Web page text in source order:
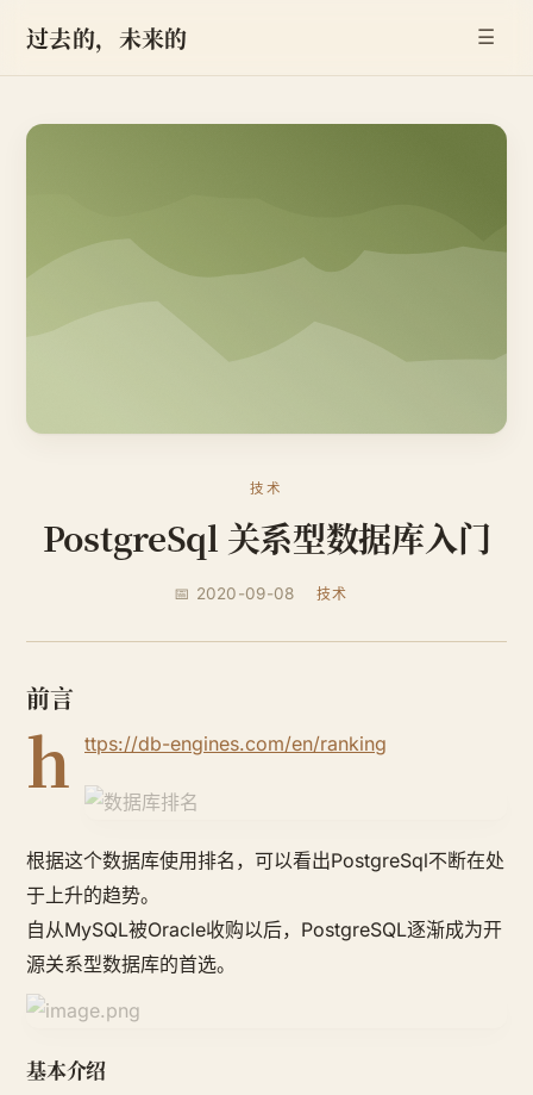
过去的，未来的 ☰
技术
PostgreSql 关系型数据库入门
📅 2020-09-08 技术
前言
h ttps://db-engines.com/en/ranking
根据这个数据库使用排名，可以看出PostgreSql不断在处
于上升的趋势。
自从MySQL被Oracle收购以后，PostgreSQL逐渐成为开
源关系型数据库的首选。
基本介绍